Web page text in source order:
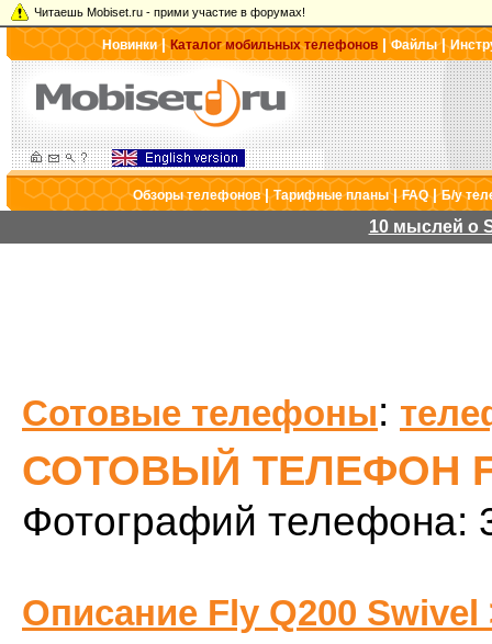
Читаешь Mobiset.ru - прими участие в форумах!
Новинки|Каталог мобильных телефонов |Файлы|
Обзоры телефонов|Тарифные планы|FAQ|Б/у
10 мыслей о
Сотовые телефоны:
СОТОВЫЙ ТЕЛЕФОН
Фотографий телефона:
Описание Fly Q200 Swivel